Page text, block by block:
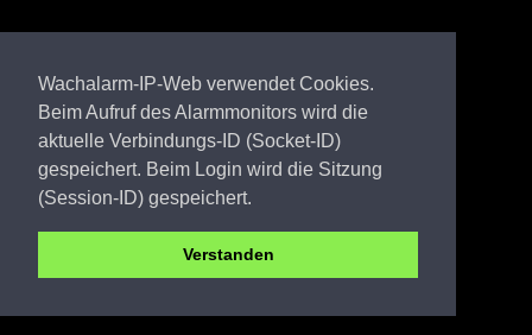
Wachalarm-IP-Web verwendet Cookies.
Beim Aufruf des Alarmmonitors wird die
aktuelle Verbindungs-ID (Socket-ID)
gespeichert. Beim Login wird die Sitzung
(Session-ID) gespeichert.
Verstanden
OSL FW Bahnsdorf